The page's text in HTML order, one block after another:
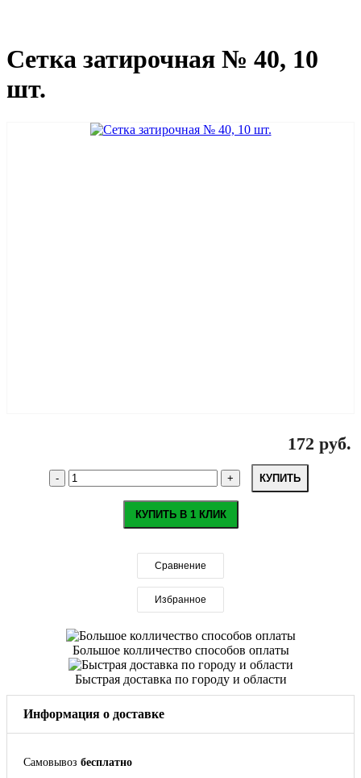
Сетка затирочная № 40, 10
шт.
172 руб.
КУПИТЬ
КУПИТЬ В 1 КЛИК
Сравнение
Избранное
Большое колличество способов оплаты
Быстрая доставка по городу и области
Информация о доставке
Самовывоз бесплатно